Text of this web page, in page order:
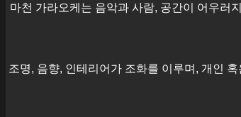
마천 가라오케는 음악과 사람, 공간이 어우러
조명, 음향, 인테리어가 조화를 이루며, 개인